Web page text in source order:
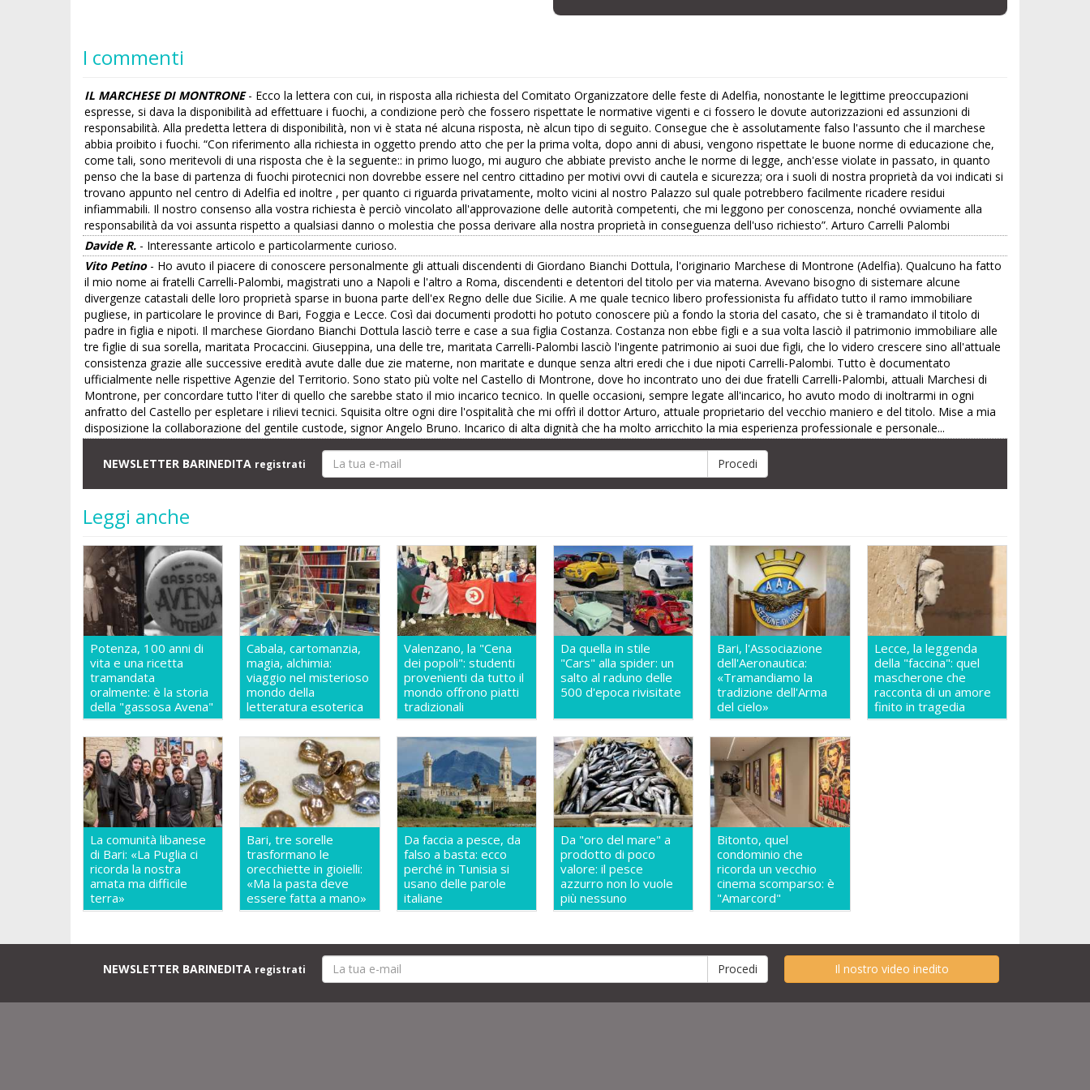
I commenti
IL MARCHESE DI MONTRONE- Ecco la lettera con cui, in risposta alla richiesta del Comitato Organizzatore delle feste di Adelfia, nonostante le legittime preoccupazioni
espresse, si dava la disponibilità ad effettuare i fuochi, a condizione però che fossero rispettate le normative vigenti e ci fossero le dovute autorizzazioni ed assunzioni di
responsabilità. Alla predetta lettera di disponibilità, non vi è stata né alcuna risposta, nè alcun tipo di seguito. Consegue che è assolutamente falso l'assunto che il marchese
abbia proibito i fuochi. “Con riferimento alla richiesta in oggetto prendo atto che per la prima volta, dopo anni di abusi, vengono rispettate le buone norme di educazione che,
come tali, sono meritevoli di una risposta che è la seguente:: in primo luogo, mi auguro che abbiate previsto anche le norme di legge, anch'esse violate in passato, in quanto
penso che la base di partenza di fuochi pirotecnici non dovrebbe essere nel centro cittadino per motivi ovvi di cautela e sicurezza; ora i suoli di nostra proprietà da voi indicati si
trovano appunto nel centro di Adelfia ed inoltre , per quanto ci riguarda privatamente, molto vicini al nostro Palazzo sul quale potrebbero facilmente ricadere residui
infiammabili. Il nostro consenso alla vostra richiesta è perciò vincolato all'approvazione delle autorità competenti, che mi leggono per conoscenza, nonché ovviamente alla
responsabilità da voi assunta rispetto a qualsiasi danno o molestia che possa derivare alla nostra proprietà in conseguenza dell'uso richiesto”. Arturo Carrelli Palombi
Davide R. - Interessante articolo e particolarmente curioso.
Vito Petino- Ho avuto il piacere di conoscere personalmente gli attuali discendenti di Giordano Bianchi Dottula, l'originario Marchese di Montrone (Adelfia). Qualcuno ha fatto
il mio nome ai fratelli Carrelli-Palombi, magistrati uno a Napoli e l'altro a Roma, discendenti e detentori del titolo per via materna. Avevano bisogno di sistemare alcune
divergenze catastali delle loro proprietà sparse in buona parte dell'ex Regno delle due Sicilie. A me quale tecnico libero professionista fu affidato tutto il ramo immobiliare
pugliese, in particolare le province di Bari, Foggia e Lecce. Così dai documenti prodotti ho potuto conoscere più a fondo la storia del casato, che si è tramandato il titolo di
padre in figlia e nipoti. Il marchese Giordano Bianchi Dottula lasciò terre e case a sua figlia Costanza. Costanza non ebbe figli e a sua volta lasciò il patrimonio immobiliare alle
tre figlie di sua sorella, maritata Procaccini. Giuseppina, una delle tre, maritata Carrelli-Palombi lasciò l'ingente patrimonio ai suoi due figli, che lo videro crescere sino all'attuale
consistenza grazie alle successive eredità avute dalle due zie materne, non maritate e dunque senza altri eredi che i due nipoti Carrelli-Palombi. Tutto è documentato
ufficialmente nelle rispettive Agenzie del Territorio. Sono stato più volte nel Castello di Montrone, dove ho incontrato uno dei due fratelli Carrelli-Palombi, attuali Marchesi di
Montrone, per concordare tutto l'iter di quello che sarebbe stato il mio incarico tecnico. In quelle occasioni, sempre legate all'incarico, ho avuto modo di inoltrarmi in ogni
anfratto del Castello per espletare i rilievi tecnici. Squisita oltre ogni dire l'ospitalità che mi offrì il dottor Arturo, attuale proprietario del vecchio maniero e del titolo. Mise a mia
disposizione la collaborazione del gentile custode, signor Angelo Bruno. Incarico di alta dignità che ha molto arricchito la mia esperienza professionale e personale...
NEWSLETTER BARINEDITA registrati
Leggi anche
Potenza, 100 anni di
vita e una ricetta
tramandata
oralmente: è la storia
della "gassosa Avena"
Cabala, cartomanzia,
magia, alchimia:
viaggio nel misterioso
mondo della
letteratura esoterica
Valenzano, la "Cena
dei popoli": studenti
provenienti da tutto il
mondo offrono piatti
tradizionali
Da quella in stile
"Cars" alla spider: un
salto al raduno delle
500 d'epoca rivisitate
Bari, l'Associazione
dell'Aeronautica:
«Tramandiamo la
tradizione dell'Arma
del cielo»
Lecce, la leggenda
della "faccina": quel
mascherone che
racconta di un amore
finito in tragedia
La comunità libanese
di Bari: «La Puglia ci
ricorda la nostra
amata ma difficile
terra»
Bari, tre sorelle
trasformano le
orecchiette in gioielli:
«Ma la pasta deve
essere fatta a mano»
Da faccia a pesce, da
falso a basta: ecco
perché in Tunisia si
usano delle parole
italiane
Da "oro del mare" a
prodotto di poco
valore: il pesce
azzurro non lo vuole
più nessuno
Bitonto, quel
condominio che
ricorda un vecchio
cinema scomparso: è
"Amarcord"
NEWSLETTER BARINEDITA registrati Il nostro video inedito